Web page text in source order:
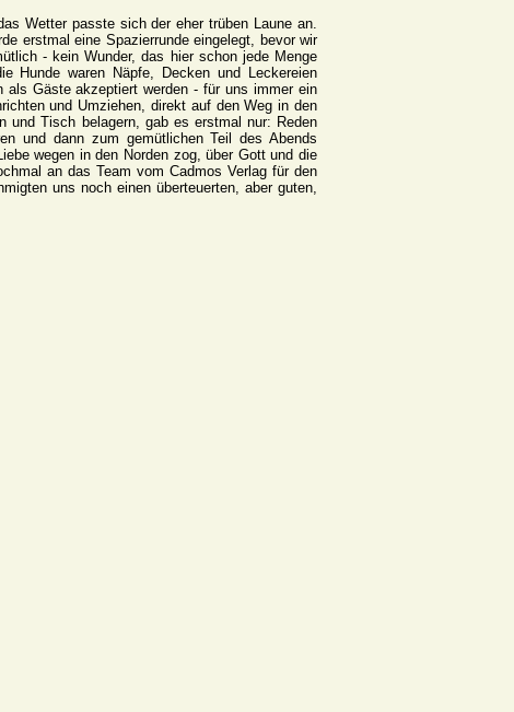
Wetter passte sich der eher trüben Laune an.
erstmal eine Spazierrunde eingelegt, bevor wir
- kein Wunder, das hier schon jede Menge
Hunde waren Näpfe, Decken und Leckereien
Gäste akzeptiert werden - für uns immer ein
und Umziehen, direkt auf den Weg in den
und Tisch belagern, gab es erstmal nur: Reden
und dann zum gemütlichen Teil des Abends
wegen in den Norden zog, über Gott und die
an das Team vom Cadmos Verlag für den
uns noch einen überteuerten, aber guten,